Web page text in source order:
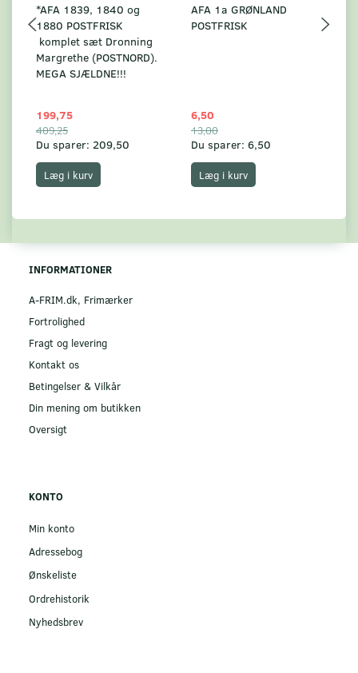
*AFA 1839, 1840 og
1880 POSTFRISK
komplet sæt Dronning
Margrethe (POSTNORD).
MEGA SJÆLDNE!!!
199,75
409,25
Du sparer: 209,50
Læg i kurv
AFA 1a GRØNLAND
POSTFRISK
6,50
13,00
Du sparer: 6,50
Læg i kurv
INFORMATIONER
A-FRIM.dk, Frimærker
Fortrolighed
Fragt og levering
Kontakt os
Betingelser & Vilkår
Din mening om butikken
Oversigt
KONTO
Min konto
Adressebog
Ønskeliste
Ordrehistorik
Nyhedsbrev